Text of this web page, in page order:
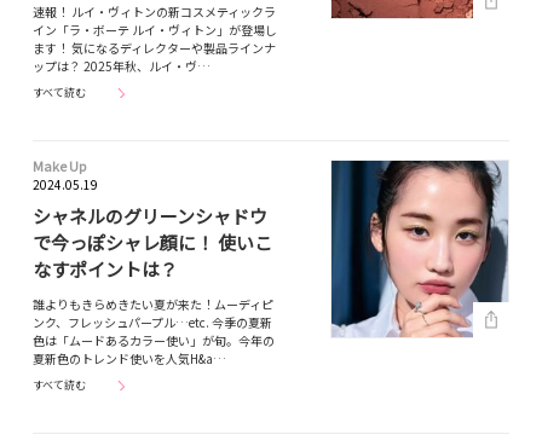
速報！ ルイ・ヴィトンの新コスメティックラ
イン「ラ・ボーテ ルイ・ヴィトン」が登場し
ます！ 気になるディレクターや製品ラインナ
ップは？ 2025年秋、ルイ・ヴ…
すべて読む
Make Up
2024.05.19
シャネルのグリーンシャドウ
で今っぽシャレ顔に！ 使いこ
なすポイントは？
誰よりもきらめきたい夏が来た！ムーディピ
ンク、フレッシュパープル…etc. 今季の夏新
色は「ムードあるカラー使い」が旬。今年の
夏新色のトレンド使いを人気H&a…
すべて読む